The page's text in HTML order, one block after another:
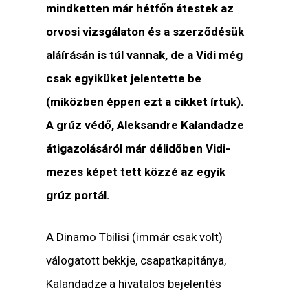
mindketten már hétfőn átestek az
orvosi vizsgálaton és a szerződésük
aláírásán is túl vannak, de a Vidi még
csak egyiküket jelentette be
(miközben éppen ezt a cikket írtuk).
A grúz védő, Aleksandre Kalandadze
átigazolásáról már délidőben Vidi-
mezes képet tett közzé az egyik
grúz portál.
A Dinamo Tbilisi (immár csak volt)
válogatott bekkje, csapatkapitánya,
Kalandadze a hivatalos bejelentés